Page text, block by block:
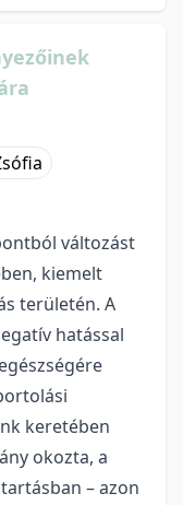
változást
kiemelt
területén. A
hatással
keretében
okozta, a
– azon